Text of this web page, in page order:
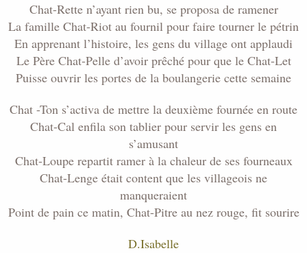
Chat-Rette n’ayant rien bu, se proposa de ramener
La famille Chat-Riot au fournil pour faire tourner le pétrin
En apprenant l’histoire, les gens du village ont applaudi
Le Père Chat-Pelle d’avoir prêché pour que le Chat-Let
Puisse ouvrir les portes de la boulangerie cette semaine
Chat -Ton s’activa de mettre la deuxième fournée en route
Chat-Cal enfila son tablier pour servir les gens en
s’amusant
Chat-Loupe repartit ramer à la chaleur de ses fourneaux
Chat-Lenge était content que les villageois ne
manqueraient
Point de pain ce matin, Chat-Pitre au nez rouge, fit sourire
D.Isabelle